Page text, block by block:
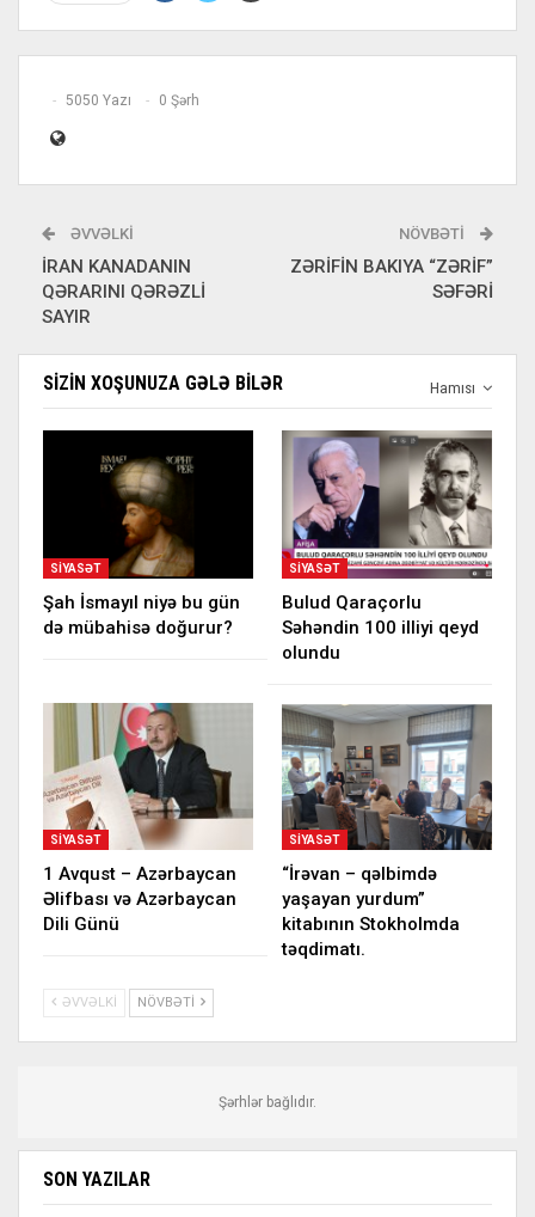
5050 Yazı 0 Şərh
ƏVVƏLKI
İRAN KANADANIN
QƏRARINI QƏRƏZLİ
SAYIR
NÖVBƏTI
ZƏRİFİN BAKIYA “ZƏRİF”
SƏFƏRİ
Hamısı
SIZIN XOŞUNUZA GƏLƏ BILƏR
SIYASƏT
Şah İsmayıl niyə bu gün
də mübahisə doğurur?
SIYASƏT
Bulud Qaraçorlu
Səhəndin 100 illiyi qeyd
olundu
SIYASƏT
1 Avqust – Azərbaycan
Əlifbası və Azərbaycan
Dili Günü
SIYASƏT
“İrəvan – qəlbimdə
yaşayan yurdum”
kitabının Stokholmda
təqdimatı.
ƏVVƏLKI NÖVBƏTI
Şərhlər bağlıdır.
SON YAZILAR